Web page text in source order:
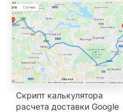
Скрипт калькулятора
расчета доставки Google